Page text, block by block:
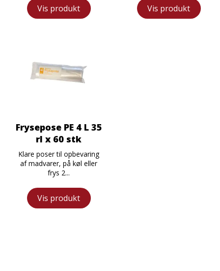
Vis produkt Vis produkt
Frysepose PE 4 L 35
rl x 60 stk
Klare poser til opbevaring
af madvarer, på køl eller
frys 2...
Vis produkt